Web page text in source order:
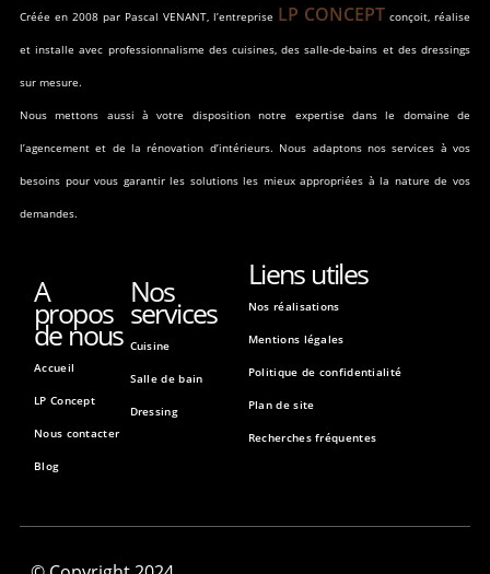
Créée en 2008 par Pascal VENANT, l’entreprise LP CONCEPT conçoit, réalise
et installe avec professionnalisme des cuisines, des salle-de-bains et des dressings
sur mesure.
Nous mettons aussi à votre disposition notre expertise dans le domaine de
l’agencement et de la rénovation d’intérieurs. Nous adaptons nos services à vos
besoins pour vous garantir les solutions les mieux appropriées à la nature de vos
demandes.
A
propos
de nous
Accueil
LP Concept
Nous contacter
Blog
Nos
services
Cuisine
Salle de bain
Dressing
Liens utiles
Nos réalisations
Mentions légales
Politique de confidentialité
Plan de site
Recherches fréquentes